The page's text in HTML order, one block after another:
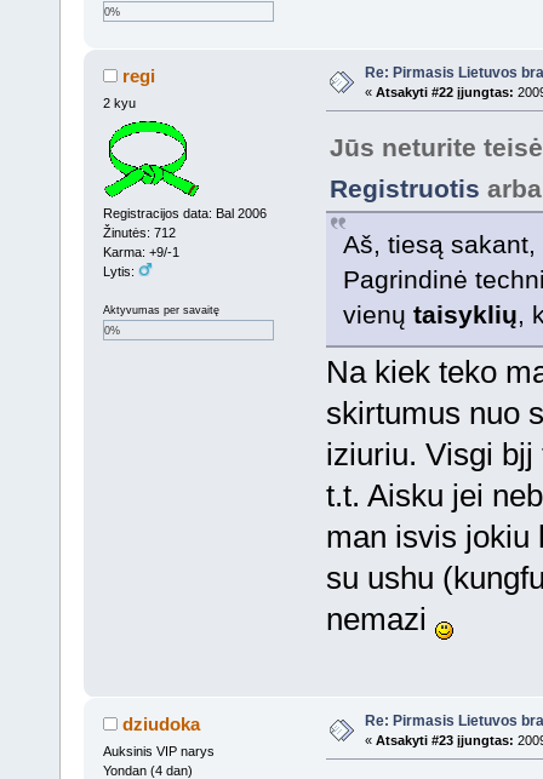
0%
regi
2 kyu
Registracijos data: Bal 2006
Žinutės: 712
Karma: +9/-1
Lytis:
Aktyvumas per savaitę
0%
Re: Pirmasis Lietuvos
« Atsakyti #22 įjungtas:
Jūs neturite
Registruotis
Aš, tiesą
Pagrindinė
vienų taisyklių ,
Na kiek teko
skirtumus nuo
iziuriu. Visgi
t.t. Aisku jei
man isvis jokiu
su ushu
nemazi
dziudoka
Auksinis VIP narys
Yondan (4 dan)
Re: Pirmasis Lietuvos
« Atsakyti #23 įjungtas: